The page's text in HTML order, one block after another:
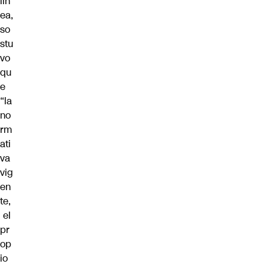
ea,
so
stu
vo
qu
e
“la
no
rm
ati
va
vig
en
te,
el
pr
op
io